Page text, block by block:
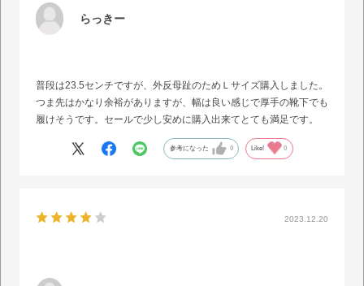
らっきー
普段は23.5センチですが、外反母趾のためＬサイズ購入しました。
つま先はかなり余裕がありますが、幅は良い感じで厚手の靴下でも
履けそうです。セールで少し安めに購入出来てとても満足です。
参考になった 0 Like! 0
2023.12.20